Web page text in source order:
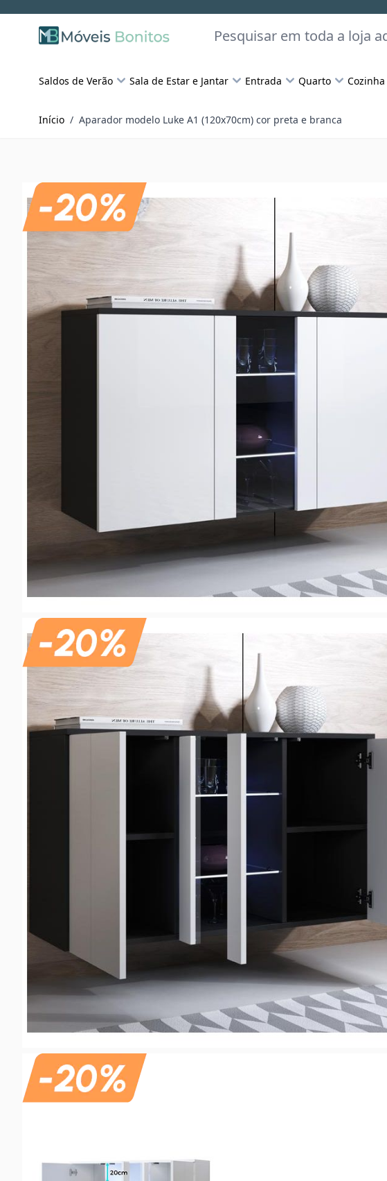
Skip to Content
Pesquisar
Saldos de Verão Sala de Estar e Jantar Entrada Quarto Cozinha
Início / Aparador modelo Luke A1 (120x70cm) cor preta e branca